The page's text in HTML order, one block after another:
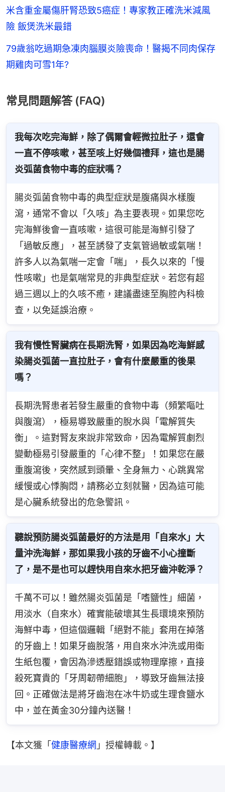
米含重金屬傷肝腎恐致5癌症！專家教正確洗米減風
險 飯煲洗米最錯
79歲翁吃過期急凍肉腦膜炎險喪命！醫揭不同肉保存
期雞肉可雪1年?
常見問題解答 (FAQ)
我每次吃完海鮮，除了偶爾會輕微拉肚子，還會
一直不停咳嗽，甚至咳上好幾個禮拜，這也是腸
炎弧菌食物中毒的症狀嗎？
腸炎弧菌食物中毒的典型症狀是腹痛與水樣腹
瀉，通常不會以「久咳」為主要表現。如果您吃
完海鮮後會一直咳嗽，這很可能是海鮮引發了
「過敏反應」，甚至誘發了支氣管過敏或氣喘！
許多人以為氣喘一定會「喘」，長久以來的「慢
性咳嗽」也是氣喘常見的非典型症狀。若您有超
過三週以上的久咳不癒，建議盡速至胸腔內科檢
查，以免延誤治療。
我有慢性腎臟病在長期洗腎，如果因為吃海鮮感
染腸炎弧菌一直拉肚子，會有什麼嚴重的後果
嗎？
長期洗腎患者若發生嚴重的食物中毒（頻繁嘔吐
與腹瀉），極易導致嚴重的脫水與「電解質失
衡」。這對腎友來說非常致命，因為電解質劇烈
變動極易引發嚴重的「心律不整」！如果您在嚴
重腹瀉後，突然感到頭暈、全身無力、心跳異常
緩慢或心悸胸悶，請務必立刻就醫，因為這可能
是心臟系統發出的危急警訊。
聽說預防腸炎弧菌最好的方法是用「自來水」大
量沖洗海鮮，那如果我小孩的牙齒不小心撞斷
了，是不是也可以趕快用自來水把牙齒沖乾淨？
千萬不可以！雖然腸炎弧菌是「嗜鹽性」細菌，
用淡水（自來水）確實能破壞其生長環境來預防
海鮮中毒，但這個邏輯「絕對不能」套用在掉落
的牙齒上！如果牙齒脫落，用自來水沖洗或用衛
生紙包覆，會因為滲透壓錯誤或物理摩擦，直接
殺死寶貴的「牙周韌帶細胞」，導致牙齒無法接
回。正確做法是將牙齒泡在冰牛奶或生理食鹽水
中，並在黃金30分鐘內送醫！
【本文獲「 健康醫療網 」授權轉載。】